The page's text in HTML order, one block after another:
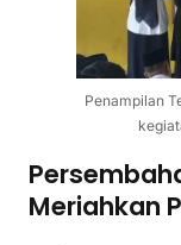
Penampilan
Meriahkan